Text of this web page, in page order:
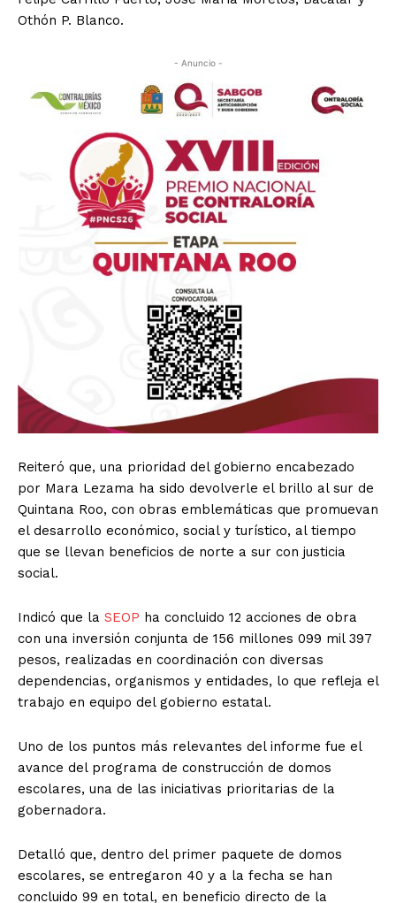
Othón P. Blanco.
- Anuncio -
Reiteró que, una prioridad del gobierno encabezado
por Mara Lezama ha sido devolverle el brillo al sur de
Quintana Roo, con obras emblemáticas que promuevan
el desarrollo económico, social y turístico, al tiempo
que se llevan beneficios de norte a sur con justicia
social.
Indicó que la SEOP ha concluido 12 acciones de obra
con una inversión conjunta de 156 millones 099 mil 397
pesos, realizadas en coordinación con diversas
dependencias, organismos y entidades, lo que refleja el
trabajo en equipo del gobierno estatal.
Uno de los puntos más relevantes del informe fue el
avance del programa de construcción de domos
escolares, una de las iniciativas prioritarias de la
gobernadora.
Detalló que, dentro del primer paquete de domos
escolares, se entregaron 40 y a la fecha se han
concluido 99 en total, en beneficio directo de la